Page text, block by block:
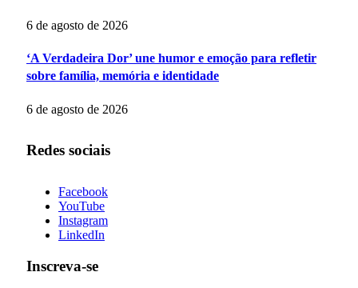
6 de agosto de 2026
‘A Verdadeira Dor’ une humor e emoção para refletir
sobre família, memória e identidade
6 de agosto de 2026
Redes sociais
Facebook
YouTube
Instagram
LinkedIn
Inscreva-se